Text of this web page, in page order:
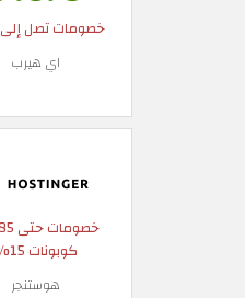
خصومات تصل إلى 25%
اي هيرب
كوبونات 15%
هوستنجر